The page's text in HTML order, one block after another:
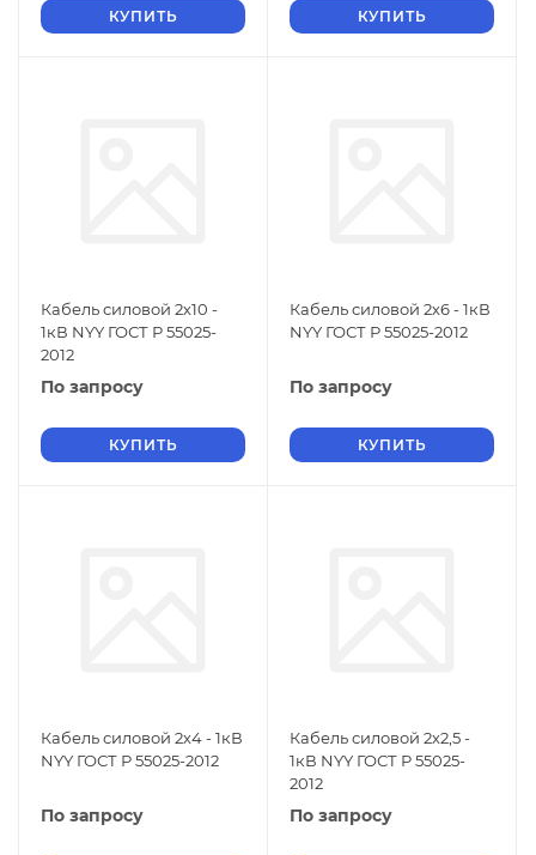
КУПИТЬ КУПИТЬ
Кабель силовой 2х10 -
1кВ NYY ГОСТ Р 55025-
2012
По запросу
КУПИТЬ
Кабель силовой 2х6 - 1кВ
NYY ГОСТ Р 55025-2012
По запросу
КУПИТЬ
Кабель силовой 2х4 - 1кВ
NYY ГОСТ Р 55025-2012
По запросу
Кабель силовой 2х2,5 -
1кВ NYY ГОСТ Р 55025-
2012
По запросу